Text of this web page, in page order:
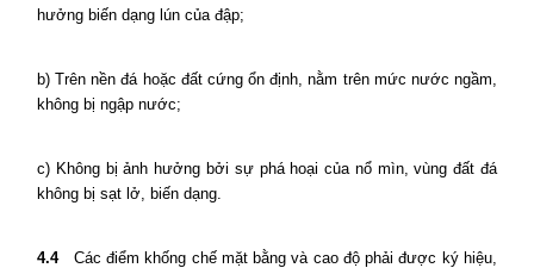
hưởng biến dạng lún của đập;
b) Trên nền đá hoặc đất cứng ổn định, nằm trên mức nước ngầm,
không bị ngập nước;
c) Không bị ảnh hưởng bởi sự phá hoại của nổ mìn, vùng đất đá
không bị sạt lở, biến dạng.
4.4
Các điểm khống chế mặt bằng và cao độ phải được ký hiệu,